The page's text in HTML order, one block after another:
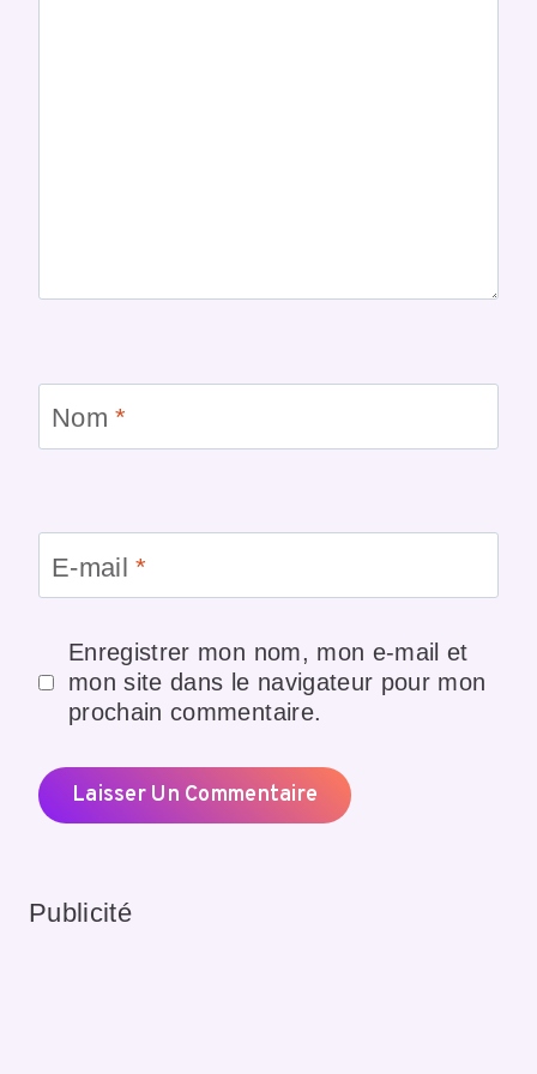
Nom*
E-mail*
Enregistrer mon nom, mon e-mail et
mon site dans le navigateur pour mon
prochain commentaire.
Publicité